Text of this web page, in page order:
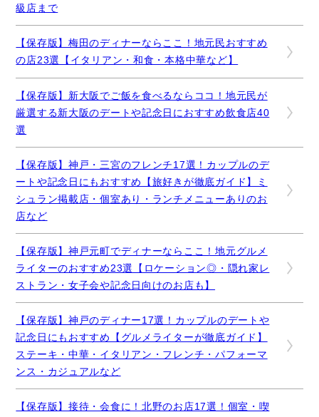
級店まで
【保存版】梅田のディナーならここ！地元民おすすめ
の店23選【イタリアン・和食・本格中華など】
【保存版】新大阪でご飯を食べるならココ！地元民が
厳選する新大阪のデートや記念日におすすめ飲食店40
選
【保存版】神戸・三宮のフレンチ17選！カップルのデ
ートや記念日にもおすすめ【旅好きが徹底ガイド】ミ
シュラン掲載店・個室あり・ランチメニューありのお
店など
【保存版】神戸元町でディナーならここ！地元グルメ
ライターのおすすめ23選【ロケーション◎・隠れ家レ
ストラン・女子会や記念日向けのお店も】
【保存版】神戸のディナー17選！カップルのデートや
記念日にもおすすめ【グルメライターが徹底ガイド】
ステーキ・中華・イタリアン・フレンチ・パフォーマ
ンス・カジュアルなど
【保存版】接待・会食に！北野のお店17選！個室・喫